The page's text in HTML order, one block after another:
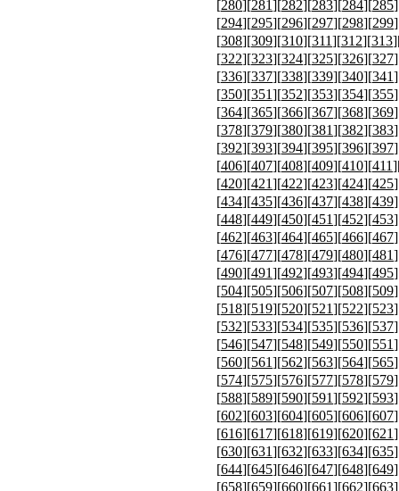
[280][281][282][283][284][285
[294][295][296][297][298][299
[308][309][310][311][312][313
[322][323][324][325][326][327
[336][337][338][339][340][341
[350][351][352][353][354][355
[364][365][366][367][368][369
[378][379][380][381][382][383
[392][393][394][395][396][397
[406][407][408][409][410][411
[420][421][422][423][424][425
[434][435][436][437][438][439
[448][449][450][451][452][453
[462][463][464][465][466][467
[476][477][478][479][480][481
[490][491][492][493][494][495
[504][505][506][507][508][509
[518][519][520][521][522][523
[532][533][534][535][536][537
[546][547][548][549][550][551
[560][561][562][563][564][565
[574][575][576][577][578][579
[588][589][590][591][592][593
[602][603][604][605][606][607
[616][617][618][619][620][621
[630][631][632][633][634][635
[644][645][646][647][648][649
[658][659][660][661][662][663